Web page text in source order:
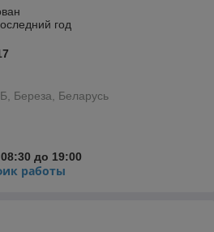
год
Береза, Беларусь
до 19:00
работы